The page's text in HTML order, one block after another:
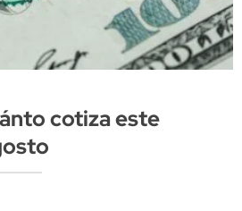
cotiza este